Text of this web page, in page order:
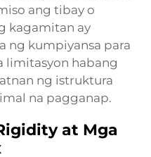
ang tibay o
kagamitan ay
ng kumpiyansa para
limitasyon habang
ng istruktura
na pagganap.
at Mga